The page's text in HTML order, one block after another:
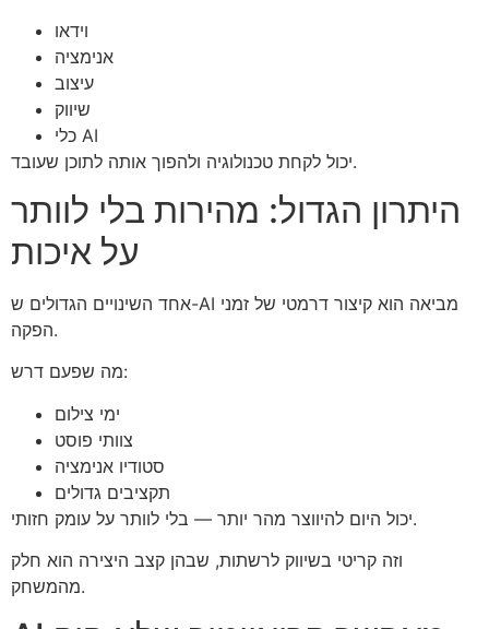
וידאו
אנימציה
עיצוב
שיווק
כלי AI
יכול לקחת טכנולוגיה ולהפוך אותה לתוכן שעובד.
היתרון הגדול: מהירות בלי לוותר
על איכות
אחד השינויים הגדולים ש-AI מביאה הוא קיצור דרמטי של זמני
הפקה.
מה שפעם דרש:
ימי צילום
צוותי פוסט
סטודיו אנימציה
תקציבים גדולים
יכול היום להיווצר מהר יותר — בלי לוותר על עומק חזותי.
וזה קריטי בשיווק לרשתות, שבהן קצב היצירה הוא חלק
מהמשחק.